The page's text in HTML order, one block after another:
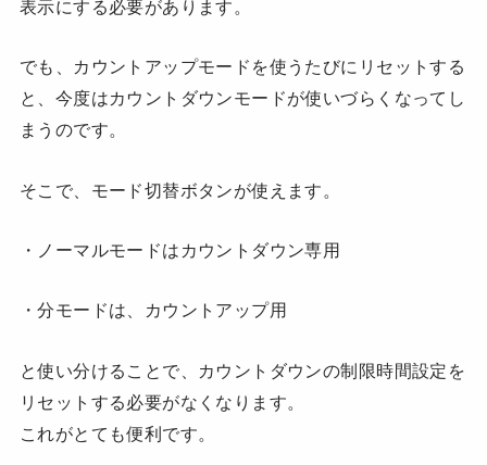
表示にする必要があります。
でも、カウントアップモードを使うたびにリセットする
と、今度はカウントダウンモードが使いづらくなってし
まうのです。
そこで、モード切替ボタンが使えます。
・ノーマルモードはカウントダウン専用
・分モードは、カウントアップ用
と使い分けることで、カウントダウンの制限時間設定を
リセットする必要がなくなります。
これがとても便利です。